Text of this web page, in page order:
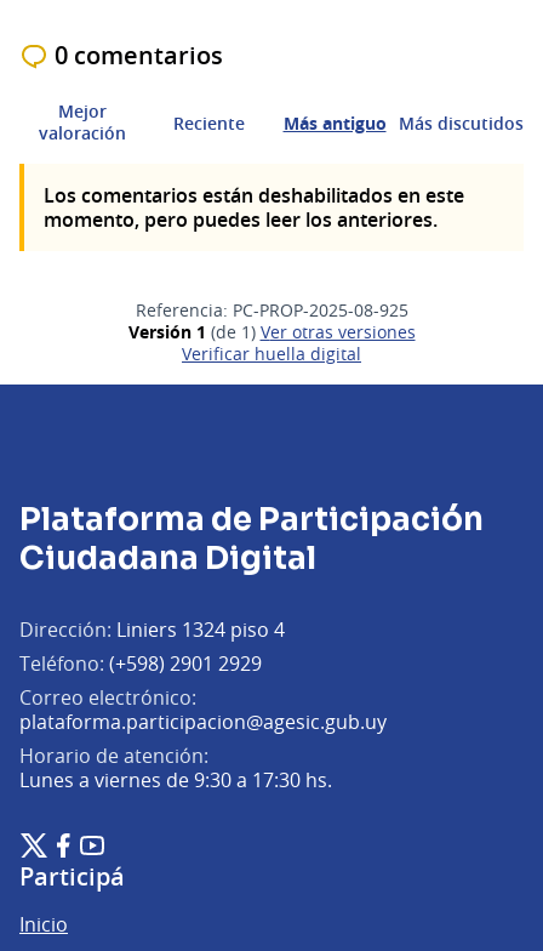
0 comentarios
Mejor
valoración
Reciente Más antiguo Más discutidos
Los comentarios están deshabilitados en este
momento, pero puedes leer los anteriores.
Referencia: PC-PROP-2025-08-925
Versión 1 (de 1)
ver otras versiones
Verificar huella digital
Plataforma de Participación
Ciudadana Digital
Dirección: Liniers 1324 piso 4
Teléfono: (+598) 2901 2929
Correo electrónico:
plataforma.participacion@agesic.gub.uy(Abrir en una
Horario de atención:
Lunes a viernes de 9:30 a 17:30 hs.
Plataforma de Participación Ciudadana Digital en X
(Enlace externo)
Plataforma de Participación Ciudadana Digital en Facebook
(Enlace externo)
Plataforma de Participación Ciudadana Digital en
(Enlace externo)
Participá
Inicio